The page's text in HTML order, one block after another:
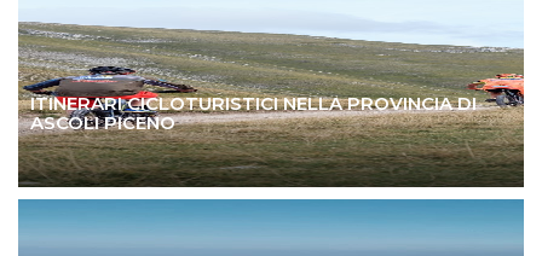
ITINERARI CICLOTURISTICI NELLA PROVINCIA DI
ASCOLI PICENO